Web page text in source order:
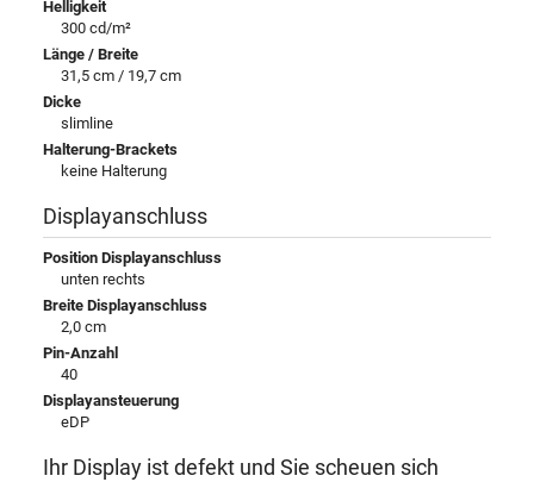
Helligkeit
300 cd/m²
Länge / Breite
31,5 cm / 19,7 cm
Dicke
slimline
Halterung-Brackets
keine Halterung
Displayanschluss
Position Displayanschluss
unten rechts
Breite Displayanschluss
2,0 cm
Pin-Anzahl
40
Displayansteuerung
eDP
Ihr Display ist defekt und Sie scheuen sich